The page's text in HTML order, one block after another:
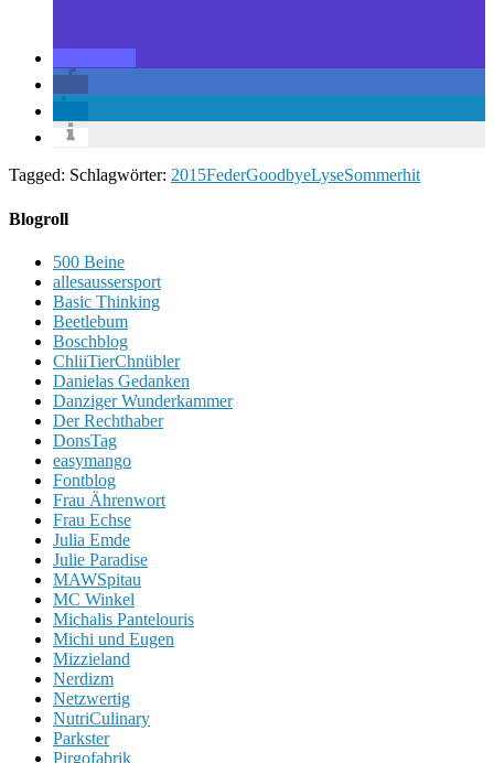
Tagged: Schlagwörter: 2015FederGoodbyeLyseSommerhit
Blogroll
500 Beine
allesaussersport
Basic Thinking
Beetlebum
Boschblog
ChliiTierChnübler
Danielas Gedanken
Danziger Wunderkammer
Der Rechthaber
DonsTag
easymango
Fontblog
Frau Ährenwort
Frau Echse
Julia Emde
Julie Paradise
MAWSpitau
MC Winkel
Michalis Pantelouris
Michi und Eugen
Mizzieland
Nerdizm
Netzwertig
NutriCulinary
Parkster
Pirgofabrik